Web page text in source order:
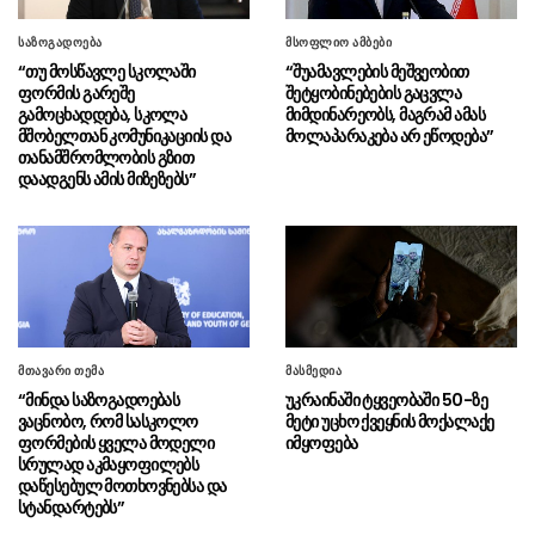
როგორ დავდგეთ საუკეთესო მეგობრების
წინააღმდეგაც როდესაც ეს საჭიროა”
09.08 - 18:29ჩინეთის აღმოსავლეთ
სანაპიროზე ტაიფუნის გამო მილიონზე მეტი
ადამიანის ევაკუაცია გახდა საჭირო
09.08 - 17:53ბენიამინ ნეთანიაჰუმ ღაზის
საბჭოს“ გეგმა რომელიც დონალდ ტრამპს
ეკუთვნოდა, უარყო
09.08 - 17:27 ფილიპინებზე ტაიფუნს
მსხვერპლი მოჰყვა, ჩინეთში კი ევაკუაცია
გამოცხადდა
09.08 - 17:25აბას არაღჩი: ამ მომენტში ჩვენ
არ ვაწარმოებთ არანაირ მოლაპარაკებებს
შეერთებულ შტატებთან
09.08 - 17:13“ეს არაა შემთხვევითობა, საქმე
გვაქვს სამშობლოს ღალატთან”
საზოგადოება
“თუ მოსწავლე სკოლაში
ფორმის გარეშე
გამოცხადდება, სკოლა
მშობელთან კომუნიკაციის და
თანამშრომლობის გზით
დაადგენს ამის მიზეზებს”
მსოფლიო ამბები
“შუამავლების მეშვეობით
შეტყობინებების გაცვლა
მიმდინარეობს, მაგრამ ამას
მოლაპარაკება არ ეწოდება”
მთავარი თემა
“მინდა საზოგადოებას
ვაცნობო, რომ სასკოლო
ფორმების ყველა მოდელი
სრულად აკმაყოფილებს
დაწესებულ მოთხოვნებსა და
სტანდარტებს”
მასმედია
უკრაინაში ტყვეობაში 50-ზე
მეტი უცხო ქვეყნის მოქალაქე
იმყოფება